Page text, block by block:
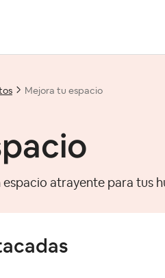
Mejora tu espacio
atrayente para tus